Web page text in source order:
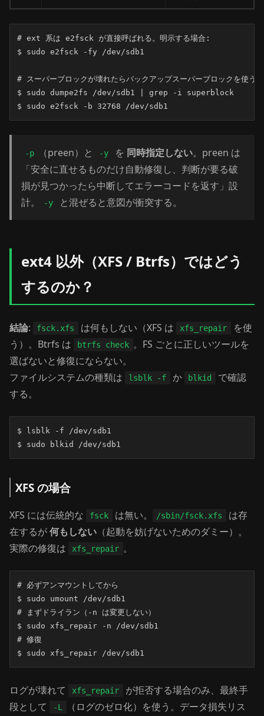
# ext 系は e2fsck が直接呼ばれる。明示する場合:
$ sudo e2fsck -fy /dev/sdb1
# スーパーブロックが壊れたらバックアップスーパーブロックを使う
$ sudo dumpe2fs /dev/sdb1 | grep -i superblock
$ sudo e2fsck -b 32768 /dev/sdb1
-p （preen）と -y を 同時指定しない。preen は
「安全に直せるものだけ自動修復し、判断が要る破
損が見つかったら中断してエラーコードを返す」設
計。
-y と混ぜると意図が衝突する。
ext4 以外（XFS / Btrfs）ではどう
するのか？
結論: fsck.xfs は何もしない（XFS は xfs_repair
を使
う）。Btrfs は
btrfs check 。FS ごとに正しいツールを
選ばないと修復にならない。
ファイルシステムの種類は
lsblk -f か blkid
で確認
する。
$ lsblk -f /dev/sdb1
$ sudo blkid /dev/sdb1
XFS の場合
XFS には伝統的な fsck は無い。 /sbin/fsck.xfs
は存
在するが何もしない （起動を妨げないためのダミー）。
実際の修復は
xfs_repair 。
# 必ずアンマウントしてから
$ sudo umount /dev/sdb1
# まずドライラン（-n は変更しない）
$ sudo xfs_repair -n /dev/sdb1
# 修復
$ sudo xfs_repair /dev/sdb1
ログが壊れて xfs_repair
が拒否する場合のみ、最終手
段として
-L
（ログのゼロ化）を使う。データ損失リス